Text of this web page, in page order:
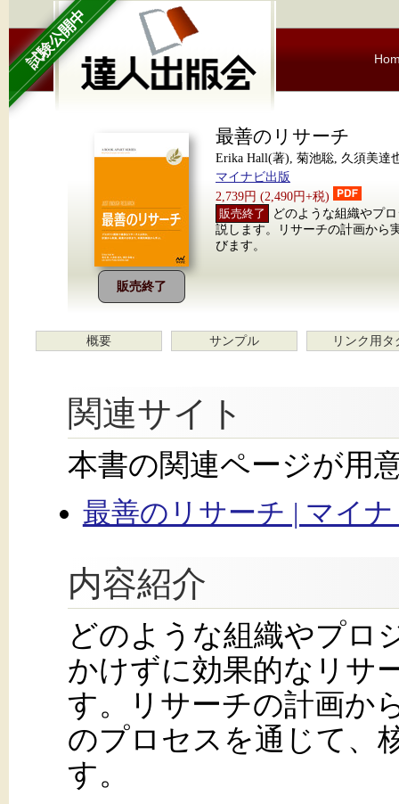
試験公開中
販売終了
最善のリサーチ
Erika Hall(著), 菊池聡, 久須美達
マイナビ出版
2,739円 (2,490円+税)
販売終了
どのような組織やプ
説します。リサーチの計画から
びます。
概要 サンプル リンク用タ
関連サイト
本書の関連ページが用
最善のリサーチ | マイ
内容紹介
どのような組織やプロ
かけずに効果的なリサ
す。リサーチの計画か
のプロセスを通じて、
す。